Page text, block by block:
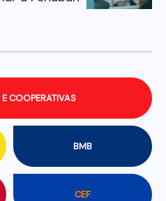
BMB
CEF
COOPERATIVAS